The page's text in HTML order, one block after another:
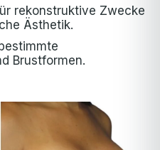
rekonstruktive Zwecke
Ästhetik.
Brustformen.